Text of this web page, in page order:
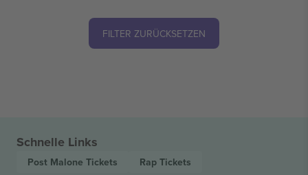
FILTER ZURÜCKSETZEN
Schnelle Links
Post Malone Tickets Rap Tickets